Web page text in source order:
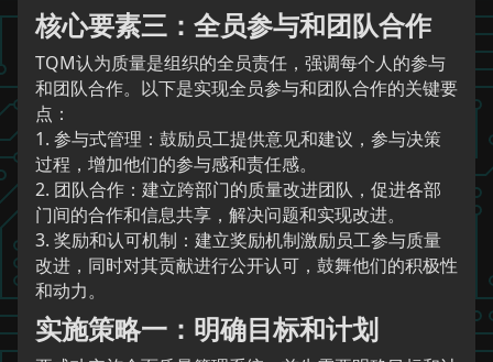
核心要素三：全员参与和团队合作
TQM认为质量是组织的全员责任，强调每个人的参与
和团队合作。以下是实现全员参与和团队合作的关键要
点：
1. 参与式管理：鼓励员工提供意见和建议，参与决策
过程，增加他们的参与感和责任感。
2. 团队合作：建立跨部门的质量改进团队，促进各部
门间的合作和信息共享，解决问题和实现改进。
3. 奖励和认可机制：建立奖励机制激励员工参与质量
改进，同时对其贡献进行公开认可，鼓舞他们的积极性
和动力。
实施策略一：明确目标和计划